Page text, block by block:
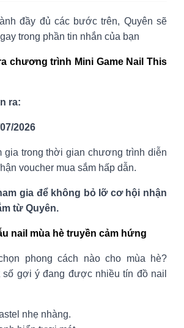
đầy đủ các bước trên, Quyên sẽ
trong phần tin nhắn của bạn
chương trình Mini Game Nail This
ra:
2026
gia trong thời gian chương trình diễn
voucher mua sắm hấp dẫn.
gia để không bỏ lỡ cơ hội nhận
từ Quyên.
nail mùa hè truyền cảm hứng
phong cách nào cho mùa hè?
gợi ý đang được nhiều tín đồ nail
nhẹ nhàng.